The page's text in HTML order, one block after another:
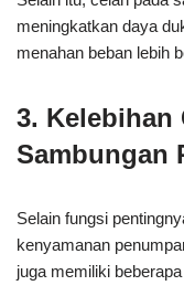
meningkatkan daya
menahan beban lebih
3. Kelebihan
Sambungan
Selain fungsi
kenyamanan
juga memiliki